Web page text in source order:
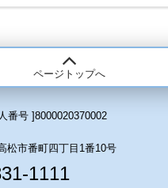
ページトップへ
番号 ]8000020370002
市番町四丁目1番10号
1111